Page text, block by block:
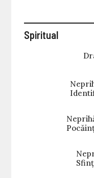
Spiritual